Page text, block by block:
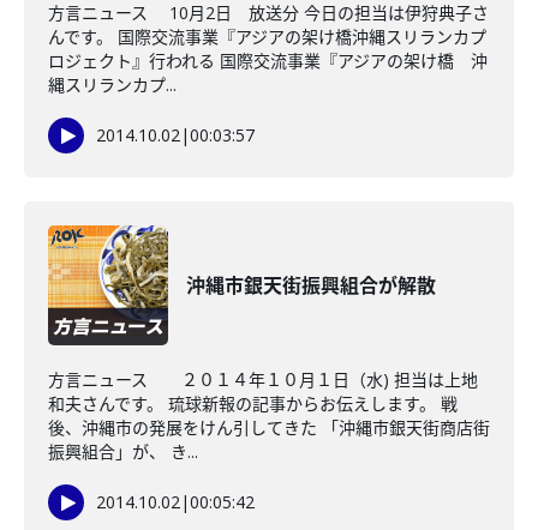
方言ニュース 10月2日 放送分 今日の担当は伊狩典子さ
んです。 国際交流事業『アジアの架け橋沖縄スリランカプ
ロジェクト』行われる 国際交流事業『アジアの架け橋 沖
縄スリランカプ...
2014.10.02|00:03:57
沖縄市銀天街振興組合が解散
方言ニュース ２０１４年１０月１日（水) 担当は上地
和夫さんです。 琉球新報の記事からお伝えします。 戦
後、沖縄市の発展をけん引してきた 「沖縄市銀天街商店街
振興組合」が、 き...
2014.10.02|00:05:42